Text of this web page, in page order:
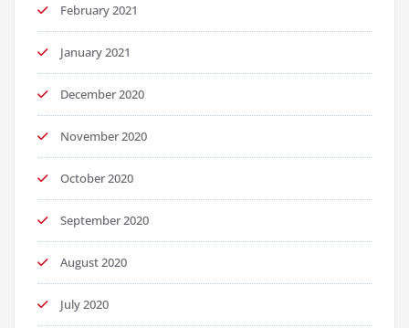
February 2021
January 2021
December 2020
November 2020
October 2020
September 2020
August 2020
July 2020